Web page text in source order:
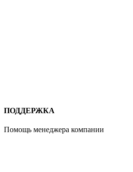
ПОДДЕРЖКА
Помощь менеджера компании